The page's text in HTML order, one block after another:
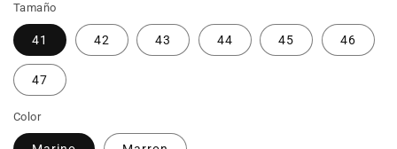
Tamaño
41 42 43 44 45 46
47
Color